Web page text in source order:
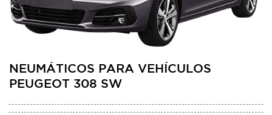
NEUMÁTICOS PARA VEHÍCULOS
PEUGEOT 308 SW